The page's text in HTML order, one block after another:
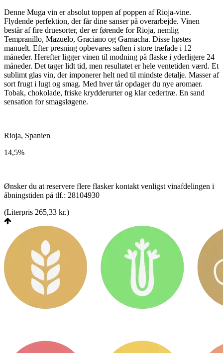
Denne Muga vin er absolut toppen af poppen af Rioja-vine.
Flydende perfektion, der får dine sanser på overarbejde. Vinen
består af fire druesorter, der er førende for Rioja, nemlig
Tempranillo, Mazuelo, Graciano og Garnacha. Disse høstes
manuelt. Efter presning opbevares saften i store træfade i 12
måneder. Herefter ligger vinen til modning på flaske i yderligere 24
måneder. Det tager lidt tid, men resultatet er hele ventetiden værd. Et
sublimt glas vin, der imponerer helt ned til mindste detalje. Masser af
sort frugt i lugt og smag. Med hver tår opdager du nye aromaer.
Tobak, chokolade, friske krydderurter og klar cedertræ. En sand
sensation for smagsløgene.
Rioja, Spanien
14,5%
Ønsker du at reservere flere flasker kontakt venligst vinafdelingen i
åbningstiden på tlf.: 28104930
(Literpris 265,33 kr.)